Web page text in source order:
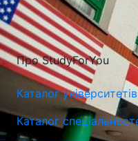
Міжнародний
Про StudyForYou
Каталог університетів
Каталог